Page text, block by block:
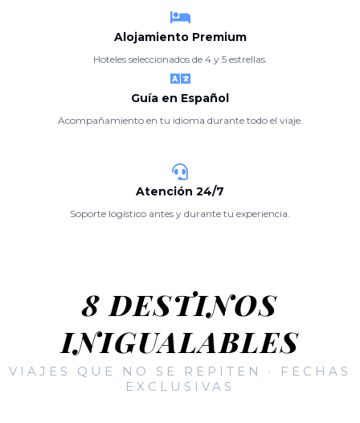
Alojamiento Premium
Hoteles seleccionados de 4 y 5 estrellas.
Guía en Español
Acompañamiento en tu idioma durante todo el viaje.
Atención 24/7
Soporte logístico antes y durante tu experiencia.
8 DESTINOS
INIGUALABLES
VIAJES QUE NO SE REPITEN · FECHAS
EXCLUSIVAS